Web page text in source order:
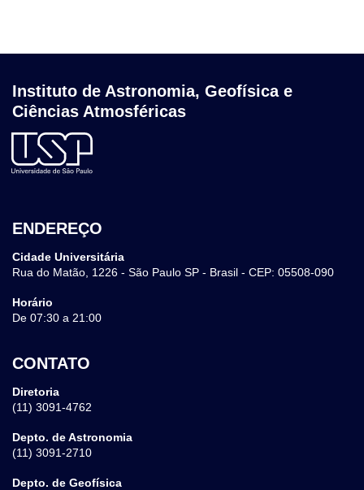
Instituto de Astronomia, Geofísica e
Ciências Atmosféricas
ENDEREÇO
Cidade Universitária
Rua do Matão, 1226 - São Paulo SP - Brasil - CEP: 05508-090
Horário
De 07:30 a 21:00
CONTATO
Diretoria
(11) 3091-4762
Depto. de Astronomia
(11) 3091-2710
Depto. de Geofísica